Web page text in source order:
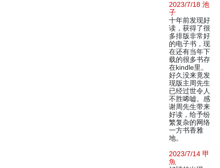
2023/7/18 池
子
十年前发现好
读，获得了很
多排版非常好
的电子书，现
在还有当年下
载的很多书存
在kindle里。
好久没来竟发
现版主周先生
已经过世令人
不胜唏嘘。感
谢周先生带来
好读，给予纷
繁复杂的网络
一方书香雅
地。
2023/7/14 甲
魚